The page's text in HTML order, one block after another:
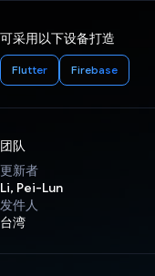
可采用以下设备打造
Flutter Firebase
团队
更新者
Li, Pei-Lun
发件人
台湾